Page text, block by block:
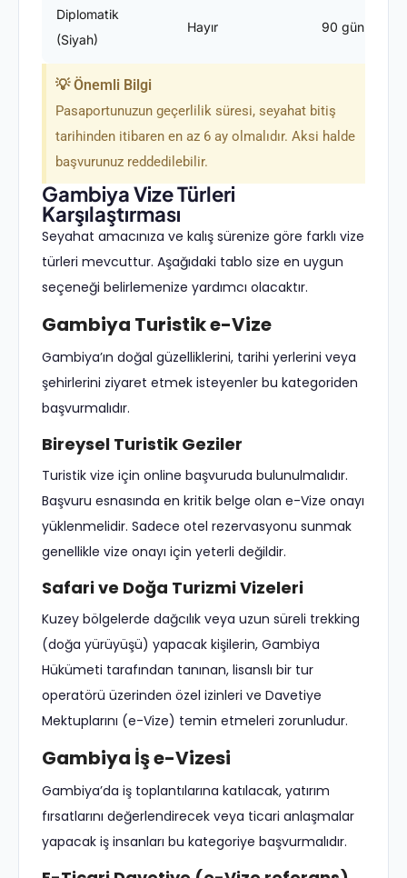
Diplomatik
(Siyah)
Hayır 90 gün
💡 Önemli Bilgi
Pasaportunuzun geçerlilik süresi, seyahat bitiş
tarihinden itibaren en az 6 ay olmalıdır. Aksi halde
başvurunuz reddedilebilir.
Gambiya Vize Türleri
Karşılaştırması
Seyahat amacınıza ve kalış sürenize göre farklı vize
türleri mevcuttur. Aşağıdaki tablo size en uygun
seçeneği belirlemenize yardımcı olacaktır.
Gambiya Turistik e-Vize
Gambiya’ın doğal güzelliklerini, tarihi yerlerini veya
şehirlerini ziyaret etmek isteyenler bu kategoriden
başvurmalıdır.
Bireysel Turistik Geziler
Turistik vize için online başvuruda bulunulmalıdır.
Başvuru esnasında en kritik belge olan e-Vize onayı
yüklenmelidir. Sadece otel rezervasyonu sunmak
genellikle vize onayı için yeterli değildir.
Safari ve Doğa Turizmi Vizeleri
Kuzey bölgelerde dağcılık veya uzun süreli trekking
(doğa yürüyüşü) yapacak kişilerin, Gambiya
Hükümeti tarafından tanınan, lisanslı bir tur
operatörü üzerinden özel izinleri ve Davetiye
Mektuplarını (e-Vize) temin etmeleri zorunludur.
Gambiya İş e-Vizesi
Gambiya’da iş toplantılarına katılacak, yatırım
fırsatlarını değerlendirecek veya ticari anlaşmalar
yapacak iş insanları bu kategoriye başvurmalıdır.